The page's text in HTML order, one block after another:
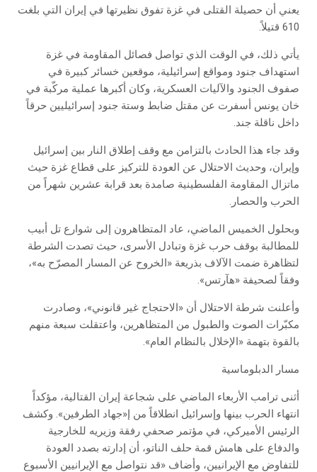
يعني أن حصيلة القتلى في غزة تفوق نظيرتها في إيران التي بلغت
610 قتيلاً.
يأتي ذلك، في الوقت الذي تواصل فصائل المقاومة في غزة
استهداف جنود ومواقع إسرائيلية، موقعين خسائر كبيرة في
صفوف الجنود والآليات العسكرية، وكان أكبرها عملية مركّبة في
خان يونس أسفرت عن مقتل ضابط وستة جنود إسرائيليين حرقاً
داخل ناقلة جند.
وقد جاء هذا الحادث بالتزامن مع وقف إطلاق النار بين إسرائيل
وإيران، وحديث الاحتلال عن العودة للتركيز على قطاع غزة حيث
ماتزال المقاومة الفلسطينية صامدة بعد قرابة عشرين شهراً من
الحرب والحصار.
وبحلول الخميس الماضي، عاد المتظاهرون إلى شوارع تل أبيب
للمطالبة بوقف حرب غزة وتبادل الأسرى، حيث تصدت الشرطة
لتظاهرة ضمت الآلاف بذريعة «الخروح عن المسار المصرّح به»،
وفقاً لصحيفة «هآرتس».
وأعلنت شرطة الاحتلال أن «الاحتجاج غير قانوني»، وصادرت
مكبّرات الصوت والطبول من المتظاهرين، واعتقلت سبعة منهم
بالقوة بتهمة «الإخلال بالنظام العام».
مسار الدبلوماسية
أثنى ترامب الأربعاء الماضي على شجاعة إيران القتالية، مؤكداً
انتهاء الحرب بينها وإسرائيل انطلاقاً من إ«جهاد الطرفين». وكشف
الرئيس الأميركي، في مؤتمر صحفي رفقة وزيريه للخارجية
والدفاع على هامش قمة حلف الناتو، أن إدارته بصدد العودة
للتفاوض مع الإيرانيين، وأضاف «قد نتواصل مع الإيرانيين الأسبوع